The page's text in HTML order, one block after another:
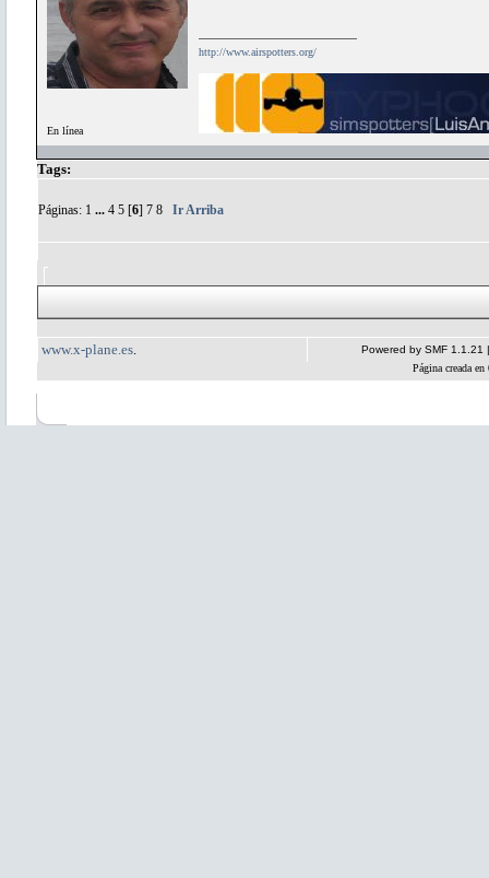
En línea
http://www.airspotters.org/
Tags:
Páginas: 1 ... 4 5 [6] 7 8 Ir Arriba
www.x-plane.es Powered by SMF 1.1.21
Página creada